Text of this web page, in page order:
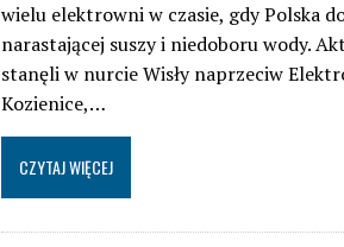
wielu elektrowni w czasie, gdy Polska
narastającej suszy i niedoboru wody.
stanęli w nurcie Wisły naprzeciw
Kozienice,…
CZYTAJ WIĘCEJ